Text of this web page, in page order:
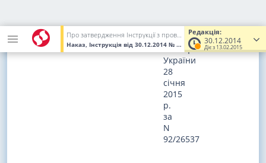
Редакція:
30.12.2014
Діє з 13.02.2015
Про затвердження Інструкції з проведення перевірки дотримання вимог нормативних документів і нормативів обчислення вартості будівництва об'єктів, що споруджуються із залученням бюджетних коштів, а також коштів державних і комунальних підприємств, установ та організацій, кредитів, наданих під державні гарантії
Наказ, Інструкція від 30.12.2014 № 381 (Увага! Попередня
в
Міністерстві
юстиції
України
28
січня
2015
р.
за
N
92/26537